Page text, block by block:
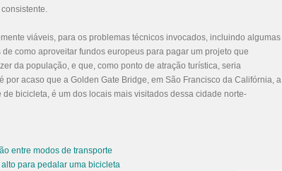
viáveis, para os problemas técnicos invocados, incluindo algumas
como aproveitar fundos europeus para pagar um projeto que
da população, e que, como ponto de atração turística, seria
acaso que a Golden Gate Bridge, em São Francisco da Califórnia, a
bicicleta, é um dos locais mais visitados dessa cidade norte-
entre modos de transporte
para pedalar uma bicicleta